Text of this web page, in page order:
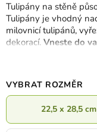
Tulipány na stěně
Tulipány je vhodný
milovnicí tulipánů,
dekorací. Vneste do
VYBRAT ROZMĚR
22,5 x 28,5 cm